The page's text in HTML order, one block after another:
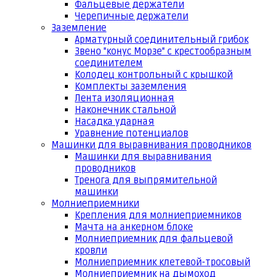
Фальцевые держатели
Черепичные держатели
Заземление
Арматурный соединительный грибок
Звено "конус Морзе" с крестообразным
соединителем
Колодец контрольный с крышкой
Комплекты заземления
Лента изоляционная
Наконечник стальной
Насадка ударная
Уравнение потенциалов
Машинки для выравнивания проводников
Машинки для выравнивания
проводников
Тренога для выпрямительной
машинки
Молниеприемники
Крепления для молниеприемников
Мачта на анкерном блоке
Молниеприемник для фальцевой
кровли
Молниеприемник клетевой-тросовый
Молниеприемник на дымоход